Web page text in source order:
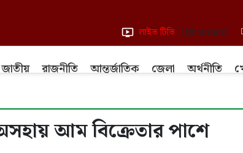
লাইভ টিভি [gtranslate]
জাতীয় রাজনীতি আন্তর্জাতিক জেলা অর্থনীতি
আম বিক্রেতার পাশে